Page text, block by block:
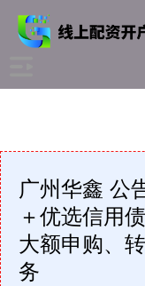
广州华鑫 公
＋优选信用
大额申购、
务